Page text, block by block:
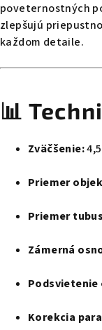
poveternostných
zlepšujú
každom detaile.
📊
Zväčšenie:
Priemer
Priemer
Zámerná
Podsvietenie
Korekcia